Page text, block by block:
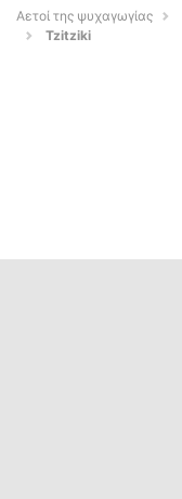
Αετοί της ψυχαγωγίας
Tzitziki